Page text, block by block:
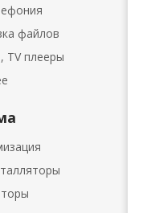
файлов
TV плееры